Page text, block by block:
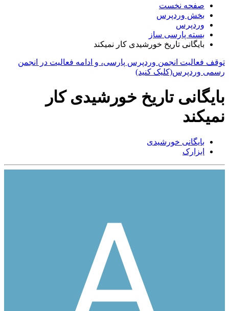
صفحه نخست
بخش وردپرس
وردپرس
بسته پارسی ساز
بایگانی تاریخ خورشیدی کار نمیکند
توقف فعالیت انجمن وردپرس پارسی، و ادامه فعالیت در انجمن
رسمی وردپرس(کلیک کنید)
بایگانی تاریخ خورشیدی کار
نمیکند
بایگانی خورشیدی
ابزارک